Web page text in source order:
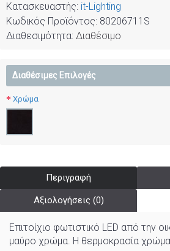
Κατασκευαστής: it-Lighting
Κωδικός Προϊόντος: 80206711S
Διαθεσιμότητα: Διαθέσιμο
Διαθέσιμες Επιλογές
Χρώμα
Περιγραφή
Αξιολογήσεις (0)
Επιτοίχιο φωτιστικό LED από την
μαύρο χρώμα. Η θερμοκρασία